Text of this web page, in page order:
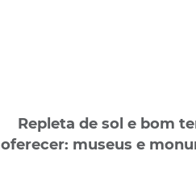
Repleta de sol e bom
oferecer: museus e